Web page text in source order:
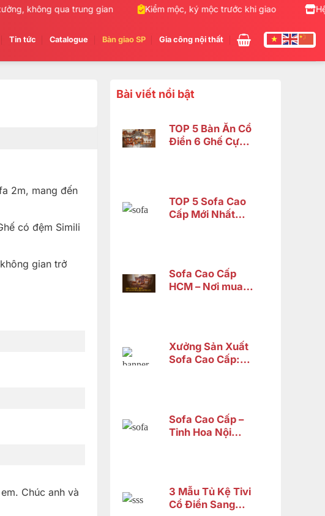
không qua trung gian Kiểm mộc, ký mộc trước khi giao hàng
Tin tức Catalogue Bàn giao SP Gia công nội thất
2m, mang đến
có đệm Simili
gian trở
Chúc anh và
Bài viết nổi bật
TOP 5 Bàn Ăn Cổ
Điển 6 Ghế Cực
TOP 5 Sofa Cao
Cấp Mới Nhất
Sofa Cao Cấp
HCM – Nơi mua
Xưởng Sản Xuất
Sofa Cao Cấp:
Sofa Cao Cấp –
Tinh Hoa Nội
3 Mẫu Tủ Kệ Tivi
Cổ Điển Sang